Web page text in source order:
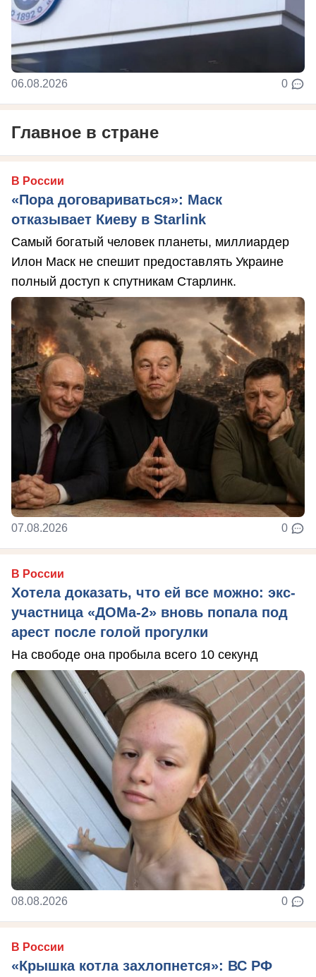
06.08.2026 0
Главное в стране
В России
«Пора договариваться»: Маск
отказывает Киеву в Starlink
Самый богатый человек планеты, миллиардер
Илон Маск не спешит предоставлять Украине
полный доступ к спутникам Старлинк.
07.08.2026 0
В России
Хотела доказать, что ей все можно: экс-
участница «ДОМа-2» вновь попала под
арест после голой прогулки
На свободе она пробыла всего 10 секунд
08.08.2026 0
В России
«Крышка котла захлопнется»: ВС РФ